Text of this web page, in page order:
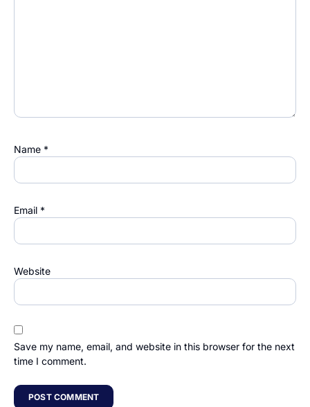
Name *
Email *
Website
Save my name, email, and website in this browser for the next
time I comment.